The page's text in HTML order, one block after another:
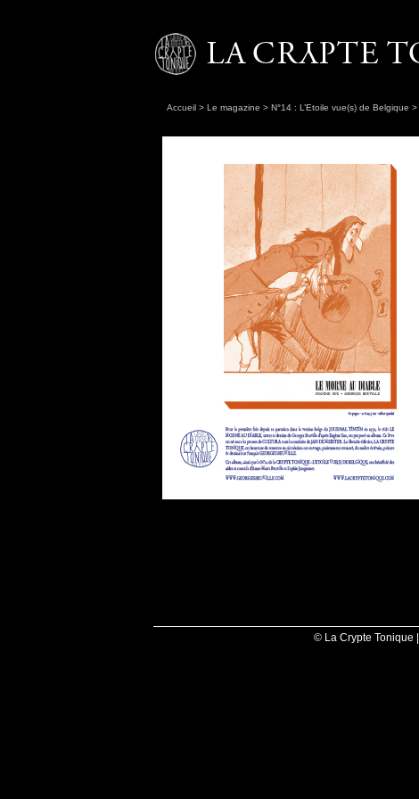
Accueil > Le magazine > N°14 : L’Etoile vue(s) de Belgique >
© La Crypte Tonique |